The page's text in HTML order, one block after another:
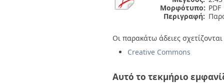
Μορφότυπο: PDF
Περιγραφή:
Οι παρακάτω άδειες
Creative Commons
Αυτό το τεκμήριο